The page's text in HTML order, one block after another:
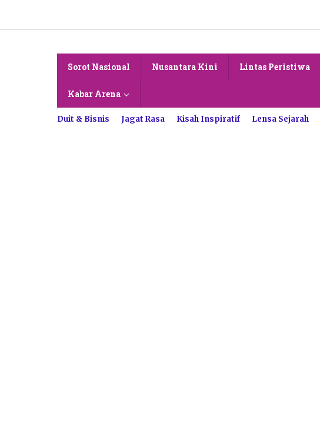
konten
Sorot Nasional Nusantara Kini Lintas Peristiwa
Kabar Arena
Duit & Bisnis Jagat Rasa Kisah Inspiratif Lensa Sejarah